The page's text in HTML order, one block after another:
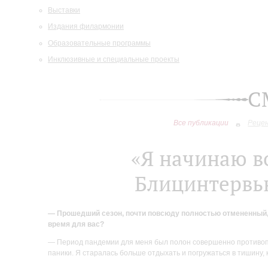
Выставки
Издания филармонии
Образовательные программы
Инклюзивные и специальные проекты
Все публикации
«Я начинаю
— Прошедший сезон, почти повсюду полностью
время для вас?
— Период пандемии для меня был полон совершенно
паники. Я старалась больше отдыхать и погружаться в тишину,